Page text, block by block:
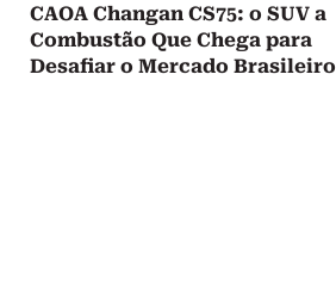
CAOA Changan CS75: o SUV a
Combustão Que Chega para
Desafiar o Mercado Brasileiro